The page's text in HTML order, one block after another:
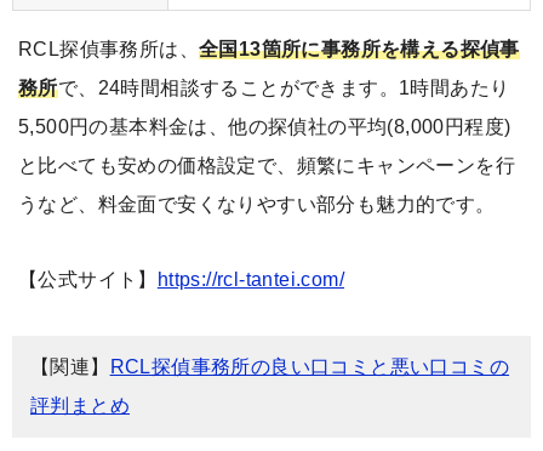
RCL探偵事務所は、 全国13箇所に事務所を構える探偵事
務所で、24時間相談することができます。1時間あたり
5,500円の基本料金は、他の探偵社の平均(8,000円程度)
と比べても安めの価格設定で、頻繁にキャンペーンを行
うなど、料金面で安くなりやすい部分も魅力的です。
【公式サイト】 https://rcl-tantei.com/
【関連】
RCL探偵事務所の良い口コミと悪い口コミの
評判まとめ